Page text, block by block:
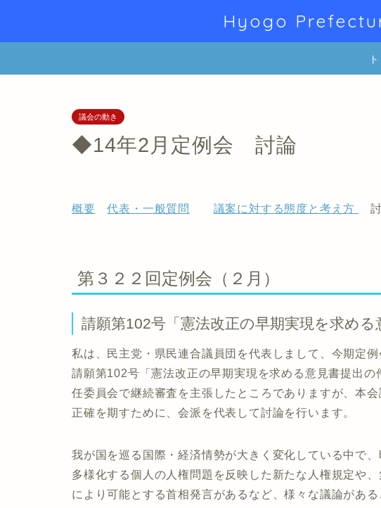
Hyogo
議会の動き
◆14年2月定例会 討論
概要 代表・一般質問 議案に対する態度と考え方 討
第３２２回定例会（２月）
請願第102号「憲法改正の早期実現を求め
私は、民主党・県民連合議員団を代表しまして、今期定
請願第102号「憲法改正の早期実現を求める意見書提出
任委員会で継続審査を主張したところでありますが、本
正確を期すために、会派を代表して討論を行います。
我が国を巡る国際・経済情勢が大きく変化している中で
多様化する個人の人権問題を反映した新たな人権規定や
により可能とする首相発言があるなど、様々な議論があ